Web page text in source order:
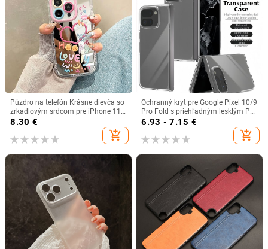
Púzdro na telefón Krásne dievča so
zrkadlovým srdcom pre iPhone 11
12 13 14 15 16 Pro Max,
nárazuvzdorné zadné puzdro
8.30 €
add_shopping_cart
Ochranný kryt pre Google Pixel 10/9
Pro Fold s priehľadným lesklým PC
tvrdým krytom
6.93 - 7.15 €
add_shopping_cart